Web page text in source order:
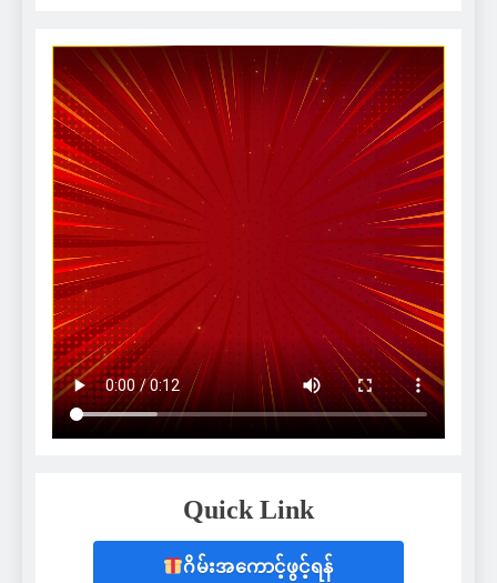
Quick Link
ဂိမ်းအကောင့်ဖွင့်ရန်